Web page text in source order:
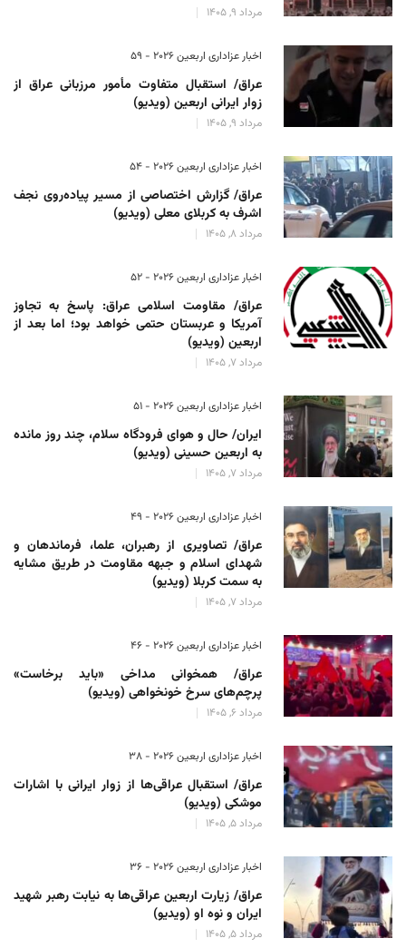
مرداد 9, 1405
اخبار عزاداری اربعین ۲۰۲۶ - 59
عراق/ استقبال متفاوت مأمور مرزبانی عراق از
زوار ایرانی اربعین (ویدیو)
مرداد 9, 1405
اخبار عزاداری اربعین ۲۰۲۶ - 54
عراق/ گزارش اختصاصی از مسیر پیاده‌روی نجف
اشرف به کربلای معلی (ویدیو)
مرداد 8, 1405
اخبار عزاداری اربعین ۲۰۲۶ - 52
عراق/ مقاومت اسلامی عراق: پاسخ به تجاوز
آمریکا و عربستان حتمی خواهد بود؛ اما بعد از
اربعین (ویدیو)
مرداد 7, 1405
اخبار عزاداری اربعین ۲۰۲۶ - 51
ایران/ حال و هوای فرودگاه سلام، چند روز مانده
به اربعین حسینی (ویدیو)
مرداد 7, 1405
اخبار عزاداری اربعین ۲۰۲۶ - 49
عراق/ تصاویری از رهبران، علما، فرماندهان و
شهدای اسلام و جبهه مقاومت در طریق مشایه
به سمت کربلا (ویدیو)
مرداد 7, 1405
اخبار عزاداری اربعین ۲۰۲۶ - 46
عراق/ همخوانی مداخی «باید برخاست»
پرچم‌های سرخ خونخواهی (ویدیو)
مرداد 6, 1405
اخبار عزاداری اربعین ۲۰۲۶ - 38
عراق/ استقبال عراقی‌ها از زوار ایرانی با اشارات
موشکی (ویدیو)
مرداد 5, 1405
اخبار عزاداری اربعین ۲۰۲۶ - 36
عراق/ زیارت اربعین عراقی‌ها به نیابت رهبر شهید
ایران و نوه او (ویدیو)
مرداد 5, 1405